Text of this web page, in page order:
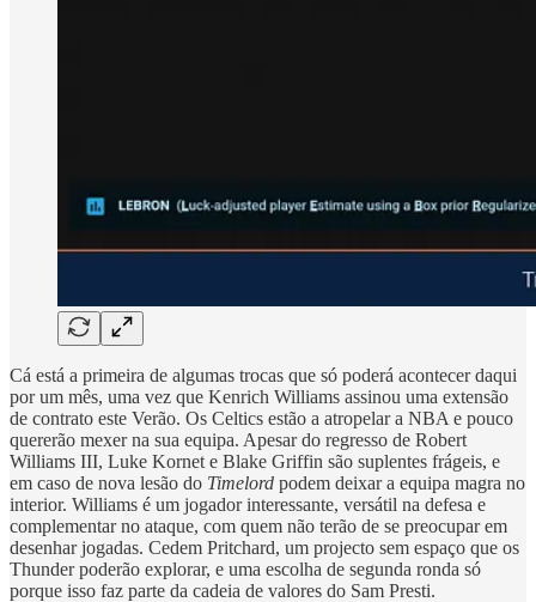
Cá está a primeira de algumas trocas que só poderá acontecer daqui
por um mês, uma vez que Kenrich Williams assinou uma extensão
de contrato este Verão. Os Celtics estão a atropelar a NBA e pouco
quererão mexer na sua equipa. Apesar do regresso de Robert
Williams III, Luke Kornet e Blake Griffin são suplentes frágeis, e
em caso de nova lesão do Timelord podem deixar a equipa magra no
interior. Williams é um jogador interessante, versátil na defesa e
complementar no ataque, com quem não terão de se preocupar em
desenhar jogadas. Cedem Pritchard, um projecto sem espaço que os
Thunder poderão explorar, e uma escolha de segunda ronda só
porque isso faz parte da cadeia de valores do Sam Presti.